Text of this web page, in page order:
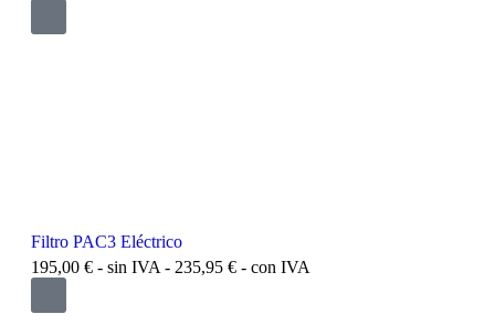
Filtro PAC3 Eléctrico
195,00 € - sin IVA - 235,95 € - con IVA